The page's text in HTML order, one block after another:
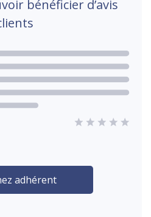
bénéficier d’avis
adhérent